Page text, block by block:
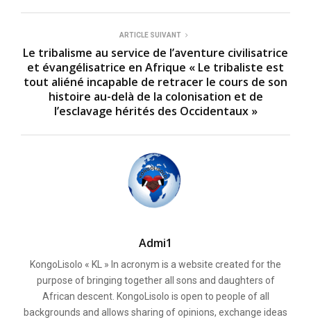
ARTICLE SUIVANT
Le tribalisme au service de l’aventure civilisatrice
et évangélisatrice en Afrique « Le tribaliste est
tout aliéné incapable de retracer le cours de son
histoire au-delà de la colonisation et de
l’esclavage hérités des Occidentaux »
Admi1
KongoLisolo « KL » In acronym is a website created for the
purpose of bringing together all sons and daughters of
African descent. KongoLisolo is open to people of all
backgrounds and allows sharing of opinions, exchange ideas